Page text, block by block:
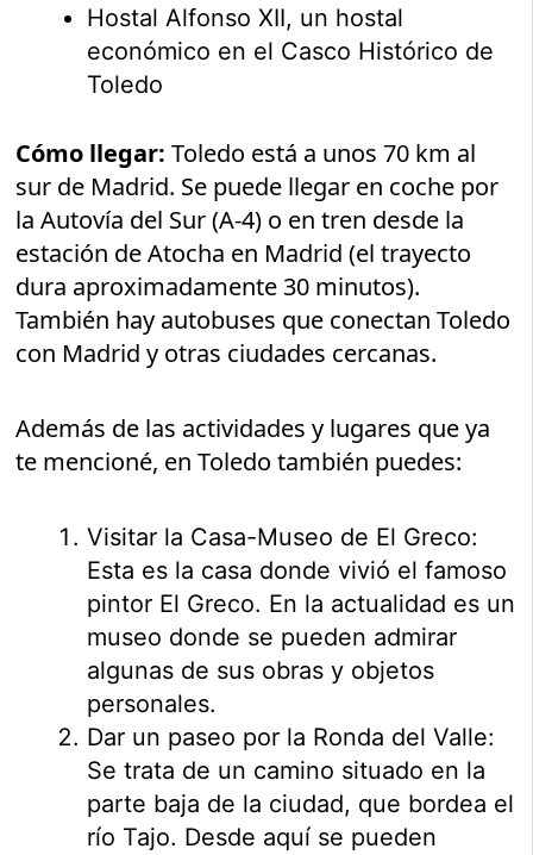
Hostal Alfonso XII, un hostal
económico en el Casco Histórico de
Toledo
Cómo llegar:Toledo está a unos 70 km al
sur de Madrid. Se puede llegar en coche por
la Autovía del Sur (A-4) o en tren desde la
estación de Atocha en Madrid (el trayecto
dura aproximadamente 30 minutos).
También hay autobuses que conectan Toledo
con Madrid y otras ciudades cercanas.
Además de las actividades y lugares que ya
te mencioné, en Toledo también puedes:
Visitar la Casa-Museo de El Greco:
Esta es la casa donde vivió el famoso
pintor El Greco. En la actualidad es un
museo donde se pueden admirar
algunas de sus obras y objetos
personales.
Dar un paseo por la Ronda del Valle:
Se trata de un camino situado en la
parte baja de la ciudad, que bordea el
río Tajo. Desde aquí se pueden